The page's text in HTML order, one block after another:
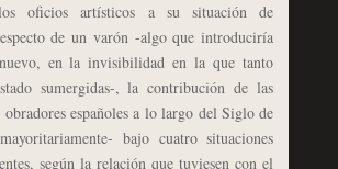
oficios artísticos a su situación de
de un varón -algo que introduciría
en la invisibilidad en la que tanto
sumergidas-, la contribución de las
obradores españoles a lo largo del Siglo de
bajo cuatro situaciones
según la relación que tuviesen con el